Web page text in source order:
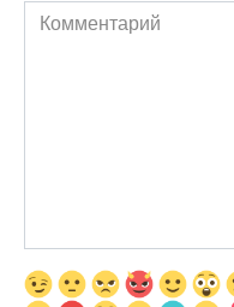
Комментарий